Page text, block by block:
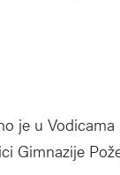
je u
Gimnazije